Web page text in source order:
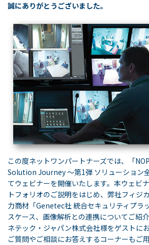
誠にありがとうございました。
この度ネットワンパートナーズでは、「
Solution Journey ～第1弾 ソリューション
てウェビナーを開催いたします。本ウェビ
トフォリオのご説明をはじめ、弊社フィジ
力商材「Genetec社 統合セキュリティプラ
スケース、画像解析との連携についてご紹
ネテック・ジャパン株式会社様をゲストに
ご質問やご相談にお答えするコーナーもご